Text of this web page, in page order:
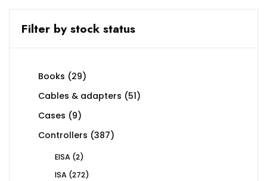
Filter by stock status
Books 2929
Cables & adapters 5151
Cases 99
products
Controllers 387387
EISA 22
ISA 272272